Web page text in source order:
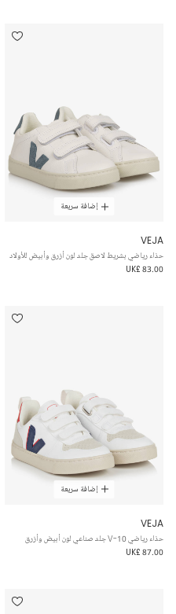
إضافة سريعة
VEJA
حذاء رياضي بشريط لاصق جلد لون أزرق وأبيض للأولاد
UK£ 83.00
إضافة سريعة
VEJA
حذاء رياضي V-10 جلد صناعي لون أبيض وأزرق
UK£ 87.00